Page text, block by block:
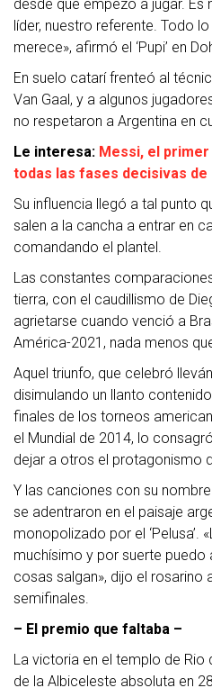
desde que empezó a jugar. Es
líder, nuestro referente. Todo
merece», afirmó el ‘Pupi’ en
En suelo catarí frenteó al
Van Gaal, y a algunos
no respetaron a Argentina en
Le interesa: Messi, el
todas las fases decisivas de
Su influencia llegó a tal punto
salen a la cancha a entrar en
comandando el plantel.
Las constantes
tierra, con el caudillismo de
agrietarse cuando venció a
América-2021, nada menos
Aquel triunfo, que celebró
disimulando un llanto
finales de los torneos
el Mundial de 2014, lo
dejar a otros el protagonismo
Y las canciones con su
se adentraron en el paisaje
monopolizado por el ‘Pelusa’.
muchísimo y por suerte puedo
cosas salgan», dijo el rosarino
semifinales.
– El premio que faltaba –
La victoria en el templo de Rio
de la Albiceleste absoluta en